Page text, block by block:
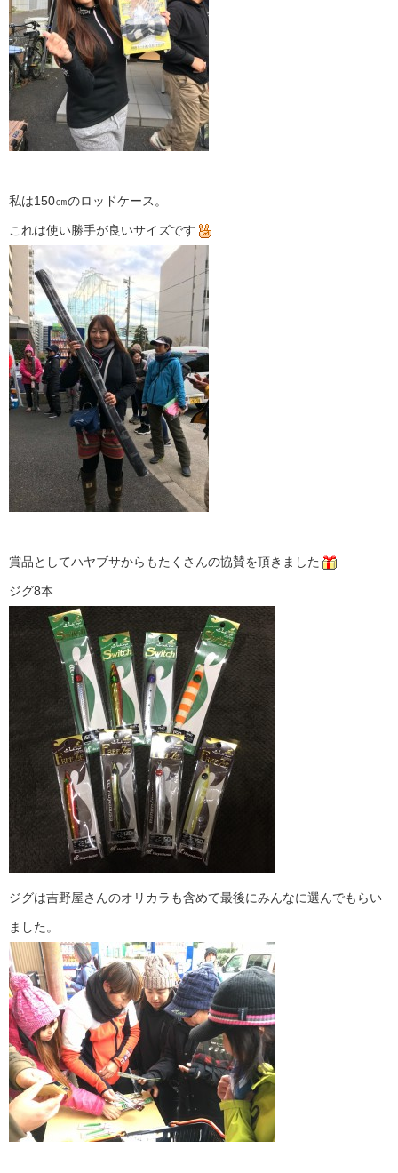
私は150㎝のロッドケース。
これは使い勝手が良いサイズです
賞品としてハヤブサからもたくさんの協賛を頂きました
ジグ8本
ジグは吉野屋さんのオリカラも含めて最後にみんなに選んでもらい
ました。